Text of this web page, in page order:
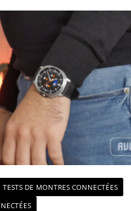
TESTS DE MONTRES CONNECTÉES